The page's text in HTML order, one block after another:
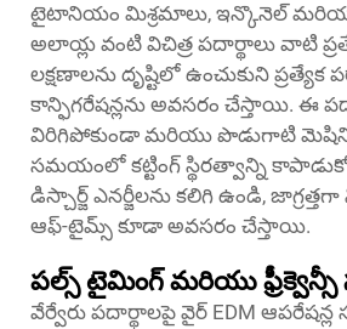
టైటానియం మిశ్రమాలు, ఇన్కొనెల్
అలాయ్ల వంటి విచిత్ర పదార్థాలు వాటి
లక్షణాలను దృష్టిలో ఉంచుకుని
కాన్ఫిగరేషన్లను అవసరం చేస్తాయి. ఈ
విరిగిపోకుండా మరియు పొడుగాటి
సమయంలో కట్టింగ్ స్థిరత్వాన్ని
డిస్చార్జ్ ఎనర్జీలను కలిగి ఉండి,
ఆఫ్-టైమ్స్ కూడా అవసరం చేస్తాయి.
పల్స్ టైమింగ్ మరియు ఫ్రీక్వెన్సీ
వేర్వేరు పదార్థాలపై వైర్ EDM